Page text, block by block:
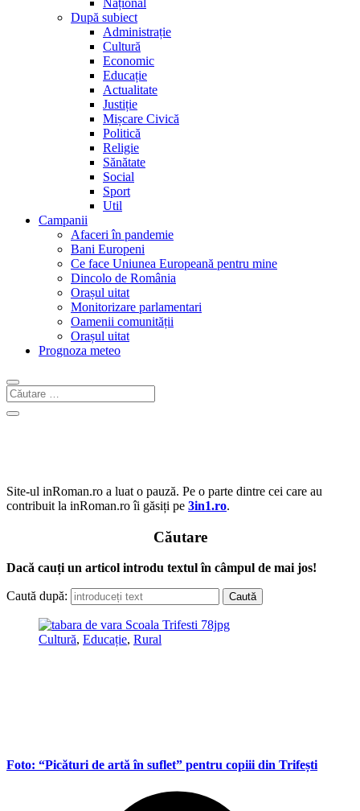
Național
După subiect
Administrație
Cultură
Economic
Educație
Actualitate
Justiție
Mișcare Civică
Politică
Religie
Sănătate
Social
Sport
Util
Campanii
Afaceri în pandemie
Bani Europeni
Ce face Uniunea Europeană pentru mine
Dincolo de România
Orașul uitat
Monitorizare parlamentari
Oamenii comunității
Orașul uitat
Prognoza meteo
Site-ul inRoman.ro a luat o pauză. Pe o parte dintre cei care au
contribuit la inRoman.ro îi găsiți pe 3in1.ro.
Căutare
Dacă cauți un articol introdu textul în câmpul de mai jos!
Caută după:
Cultură, Educație, Rural
Foto: “Picături de artă în suflet” pentru copiii din Trifești